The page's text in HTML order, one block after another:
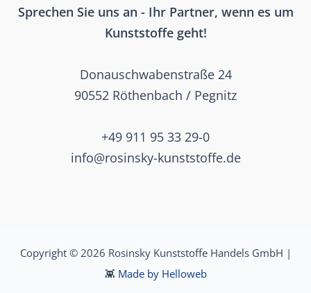
Sprechen Sie uns an - Ihr Partner, wenn es um
Kunststoffe geht!
Donauschwabenstraße 24
90552 Röthenbach / Pegnitz
+49 911 95 33 29-0
info@rosinsky-kunststoffe.de
Copyright © 2026 Rosinsky Kunststoffe Handels GmbH |
👾 Made by Helloweb